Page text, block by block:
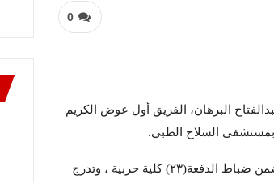
0
البرهان، الفريق أول عوض الكريم
وقال البرهان في بيان النعي إن الفقيد التحق بالكلية الحربية سنة ١٩٦٩م ضمن ضباط الدفعة(٢٣) كلية حربية ، وتدرج